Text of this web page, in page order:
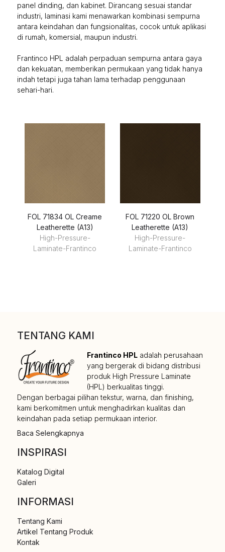
panel dinding, dan kabinet. Dirancang sesuai standar
industri, laminasi kami menawarkan kombinasi sempurna
antara keindahan dan fungsionalitas, cocok untuk aplikasi
di rumah, komersial, maupun industri.
Frantinco HPL adalah perpaduan sempurna antara gaya
dan kekuatan, memberikan permukaan yang tidak hanya
indah tetapi juga tahan lama terhadap penggunaan
sehari-hari.
FOL 71834 OL Creame
Leatherette (A13)
High-Pressure-
Laminate-Frantinco
FOL 71220 OL Brown
Leatherette (A13)
High-Pressure-
Laminate-Frantinco
TENTANG KAMI
Frantinco HPL adalah perusahaan
yang bergerak di bidang distribusi
produk High Pressure Laminate
(HPL) berkualitas tinggi.
Dengan berbagai pilihan tekstur, warna, dan finishing,
kami berkomitmen untuk menghadirkan kualitas dan
keindahan pada setiap permukaan interior.
Baca Selengkapnya
INSPIRASI
Katalog Digital
Galeri
INFORMASI
Tentang Kami
Artikel Tentang Produk
Kontak